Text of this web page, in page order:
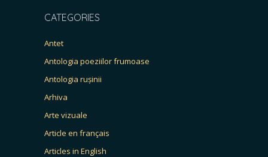
CATEGORIES
Antet
Antologia poeziilor frumoase
Antologia rușinii
Arhiva
Arte vizuale
Article en français
Articles in English